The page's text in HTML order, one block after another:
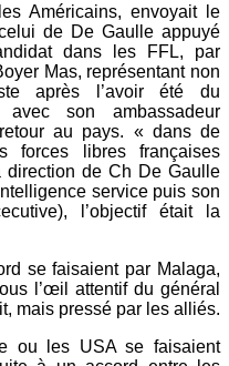
Américains, envoyait le
de De Gaulle appuyé
dans les FFL, par
Mas, représentant non
après l’avoir été du
avec son ambassadeur
au pays. « dans de
forces libres françaises
direction de Ch De Gaulle
service puis son
l’objectif était la
se faisaient par Malaga,
l’œil attentif du général
mais pressé par les alliés.
ou les USA se faisaient